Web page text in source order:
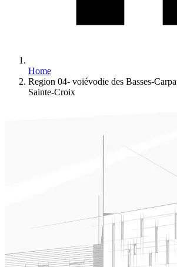
Home
Region 04- voïévodie des Basses-
Sainte-Croix